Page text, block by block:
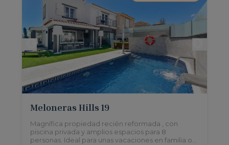
Meloneras Hills 19
Magnífica propiedad recién reformada , con
piscina privada y amplios espacios para 8
personas. Ideal para unas vacaciones en familia o